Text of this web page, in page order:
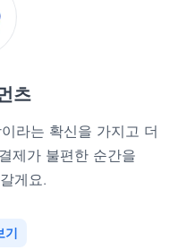
츠
라는 확신을 가지고 더
제가 불편한 순간을
게요.
기